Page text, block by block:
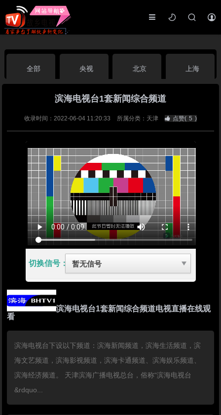
全部 央视 北京 上海
山东 江苏
辽宁 内蒙古 山西 陕西
滨海电视台1套新闻综合频道
收录时间：2022-06-04 11:20:33 所属分类：天津 点赞( 5 )
切换信号：
滨海电视台1套新闻综合频道电视直播在线观
看
滨海电视台下设以下频道：滨海新闻频道，滨海生活频道，滨
海文艺频道，滨海影视频道，滨海卡通频道、滨海娱乐频道、
滨海经济频道。 天津滨海广播电视总台，俗称“滨海电视台
&rdquo...